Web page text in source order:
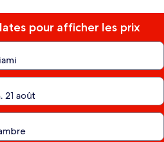
pour afficher les prix